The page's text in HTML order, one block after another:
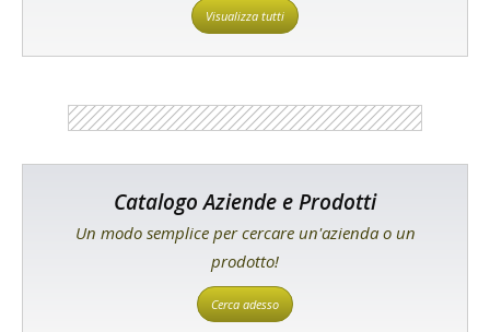
Visualizza tutti
Catalogo Aziende e Prodotti
Un modo semplice per cercare un'azienda o un
prodotto!
Cerca adesso